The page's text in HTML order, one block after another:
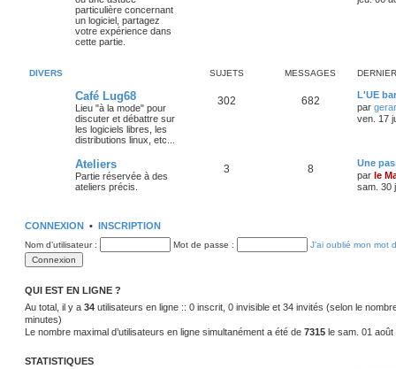
particulière concernant
un logiciel, partagez
votre expérience dans
cette partie.
DIVERS SUJETS MESSAGES
Café Lug68
Lieu "à la mode" pour
discuter et débattre sur
les logiciels libres, les
distributions linux, etc...
302 682
L'UE
par
ven. 17
Ateliers
Partie réservée à des
ateliers précis.
3 8
Une
par le
sam. 30
CONNEXION • INSCRIPTION
Nom d’utilisateur : Mot de passe : J’ai oublié mon mot
QUI EST EN LIGNE ?
Au total, il y a 34 utilisateurs en ligne :: 0 inscrit, 0 invisible et 34 invités (selon le
minutes)
Le nombre maximal d’utilisateurs en ligne simultanément a été de 7315 le sam. 01 août
STATISTIQUES